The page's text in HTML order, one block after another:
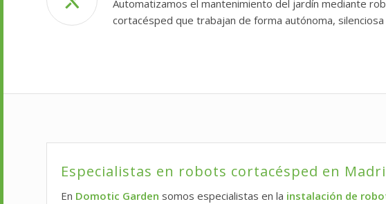
Automatizamos el mantenimiento del jardín mediante
cortacésped que trabajan de forma autónoma,
Especialistas en robots cortacésped en
En Domotic Garden somos especialistas en la instalación de